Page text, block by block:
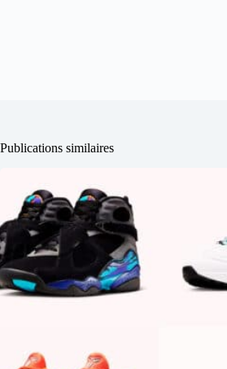
Publications similaires